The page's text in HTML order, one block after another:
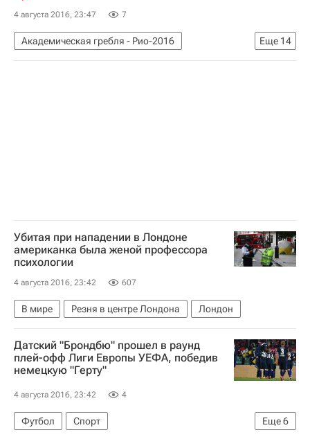
4 августа 2016, 23:47 7
Еще 14
Академическая гребля - Рио-2016
Олимпийские игры
Спорт
Летние Олимпийские игры 2016
Россия на Олимпиаде 2016
Иван Подшивалов
Анастасия Карабельщикова
Убитая при нападении в Лондоне
американка была женой профессора
психологии
4 августа 2016, 23:42 607
В мире Резня в центре Лондона Лондон
Датский "Брондбю" прошел в раунд
плей-офф Лиги Европы УЕФА, победив
немецкую "Герту"
4 августа 2016, 23:42 4
Еще6
Футбол
Спорт